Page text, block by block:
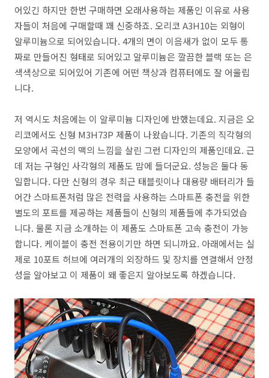
어있긴 하지만 한번 구매하면 오래사용하는 제품인 이유로 사용
자들이 처음에 구매할때 꽤 신중하죠. 오리코 A3H10는 외형이
알루미늄으로 되어있습니다. 4개의 면이 이음새가 없이 모두 통
짜로 만들어진 형태로 되어있고 알루미늄은 깔끔한 블랙 또는 은
색색상으로 되어있어 기존에 어떤 책상과 컴퓨터에도 잘 어울립
니다.
저 역시도 처음에는 이 알루미늄 디자인에 반했는데요. 지금은 오
리코에서도 신형 M3H73P 제품이 나왔습니다. 기존의 직각형의
모양에서 곡선의 맥의 느낌을 살린 그런 디자인의 제품인데요. 근
데 저는 구형인 사각형의 제품도 맘에 들더군요. 성능은 둘다 동
일합니다. 다만 신형의 경우 최근 태블릿이나 대용량 배터리가 들
어간 스마트폰처럼 많은 전력을 사용하는 스마트폰 충전을 위한
별도의 포트를 제공하는 제품들이 신형의 제품들에 추가되었습
니다. 물론 지금 소개하는 이 제품도 스마트폰 고속 충전이 가능
합니다. 케이블이 충전 전용이기만 하면 되니까요. 아래에서는 실
제로 10포트 허브에 여러개의 외장하드 및 장치를 연결해서 안정
성을 알아보고 이 제품이 왜 좋은지 알아보도록 하겠습니다.